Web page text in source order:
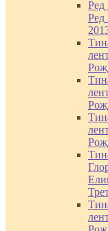
Ред
Ред